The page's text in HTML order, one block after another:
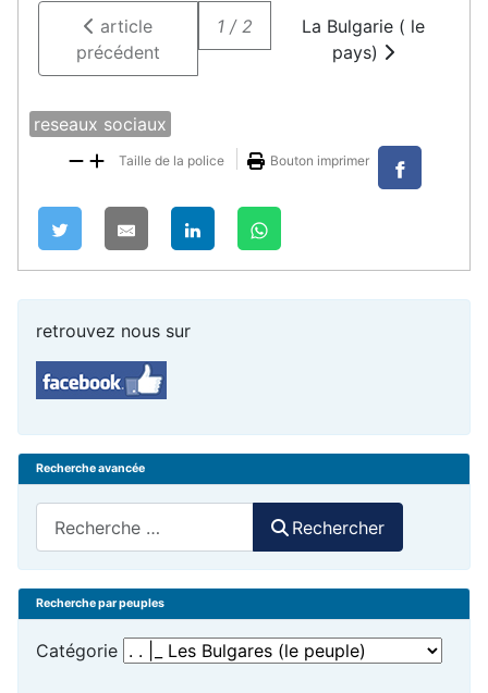
article
précédent
1 / 2
La Bulgarie ( le
pays)
reseaux sociaux
Taille de la police Bouton imprimer
retrouvez nous sur
Recherche avancée
Rechercher
Recherche par peuples
Catégorie